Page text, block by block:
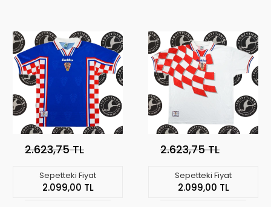
03
2.623,75 TL
Sepetteki Fiyat
2.099,00 TL
2.623,75 TL
Sepetteki Fiyat
2.099,00 TL